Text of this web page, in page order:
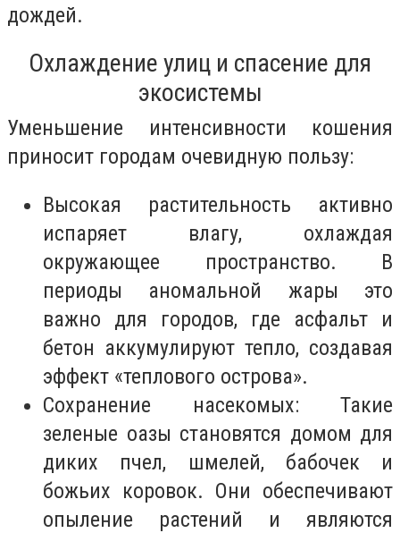
дождей.
Охлаждение улиц и спасение для
экосистемы
Уменьшение интенсивности кошения
приносит городам очевидную пользу:
Высокая растительность активно
испаряет влагу, охлаждая
окружающее пространство. В
периоды аномальной жары это
важно для городов, где асфальт и
бетон аккумулируют тепло, создавая
эффект «теплового острова».
Сохранение насекомых: Такие
зеленые оазы становятся домом для
диких пчел, шмелей, бабочек и
божьих коровок. Они обеспечивают
опыление растений и являются